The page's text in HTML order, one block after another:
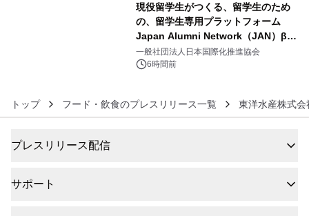
現役留学生がつくる、留学生のため
の、留学生専用プラットフォーム
Japan Alumni Network（JAN）β版
をリリース
一般社団法人日本国際化推進協会
6時間前
トップ フード・飲食のプレスリリース一覧 東洋水産株式会
プレスリリース配信
サポート